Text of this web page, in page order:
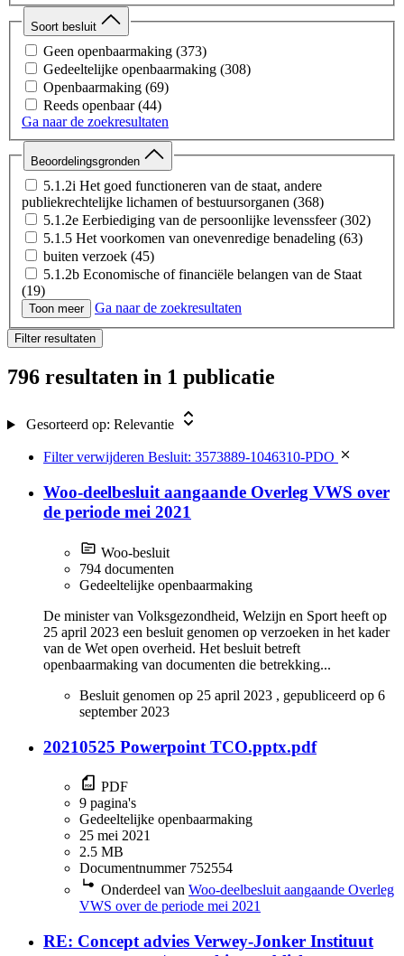
Soort besluit
Geen openbaarmaking (373)
Gedeeltelijke openbaarmaking (308)
Openbaarmaking (69)
Reeds openbaar (44)
Ga naar de zoekresultaten
Beoordelingsgronden
5.1.2i Het goed functioneren van de staat, andere
publiekrechtelijke lichamen of bestuursorganen (368)
5.1.2e Eerbiediging van de persoonlijke levenssfeer (302)
5.1.5 Het voorkomen van onevenredige benadeling (63)
buiten verzoek (45)
5.1.2b Economische of financiële belangen van de Staat
(19)
5.1.1c Vertrouwelijk verstrekte bedrijfs- of
fabricagegegevens (7)
2.57.2 AanbW 2012
voorkomen van sabotage (3)
5.1.2i Eenh. kabinet (1)
Toon meer Ga naar de zoekresultaten
Filter resultaten
796 resultaten in 1 publicatie
Gesorteerd op: Relevantie
Filter verwijderen Besluit: 3573889-1046310-PDO
Woo-deelbesluit aangaande Overleg VWS over
de periode mei 2021
Woo-besluit
794 documenten
Gedeeltelijke openbaarmaking
De minister van Volksgezondheid, Welzijn en Sport heeft op
25 april 2023 een besluit genomen op verzoeken in het kader
van de Wet open overheid. Het besluit betreft
openbaarmaking van documenten die betrekking...
Besluit genomen op 25 april 2023 , gepubliceerd op 6
september 2023
20210525 Powerpoint TCO.pptx.pdf
PDF
9 pagina's
Gedeeltelijke openbaarmaking
25 mei 2021
2.5 MB
Documentnummer 752554
Onderdeel van Woo-deelbesluit aangaande Overleg
VWS over de periode mei 2021
RE: Concept advies Verwey-Jonker Instituut